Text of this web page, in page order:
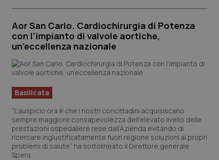
Aor San Carlo. Cardiochirurgia di Potenza
con l’impianto di valvole aortiche,
un’eccellenza nazionale
Basilicata
“L’auspicio ora è che i nostri concittadini acquisiscano
sempre maggiore consapevolezza dell’elevato livello delle
prestazioni ospedaliere rese dall’Azienda evitando di
ricercare ingiustificatamente fuori regione soluzioni ai propri
problemi di salute” ha sottolineato il Direttore generale
Spera
tracking-sites-ironfish-
session-id
www.quotidianosanita.it
_ga
Google LLC